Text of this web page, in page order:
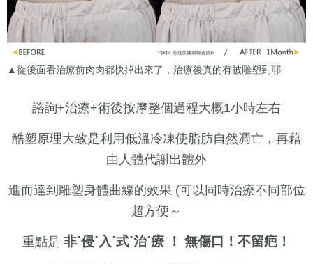
▲從後面看治療前肉肉都快掉出來了，治療後真的有被雕塑到耶
諮詢+治療+術後按摩整個過程大概1小時左右
酷塑原理大致是利用低溫冷凍使脂肪自然凋亡，再藉
由人體代謝出體外
進而達到雕塑身體曲線的效果 (可以同時治療不同部位
超方便～
重點是 非˙侵˙入˙式˙治˙療 ！ 無傷口！不留疤！